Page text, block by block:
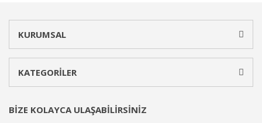
KURUMSAL
KATEGORİLER
BİZE KOLAYCA ULAŞABİLİRSİNİZ